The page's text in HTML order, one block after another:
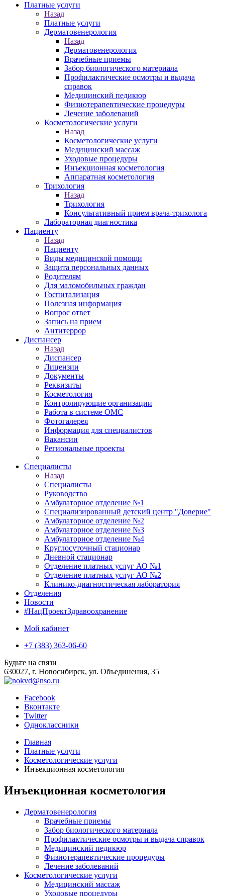
Платные услуги
Назад
Платные услуги
Дерматовенерология
Назад
Дерматовенерология
Врачебные приемы
Забор биологического материала
Профилактические осмотры и выдача
справок
Медицинский педикюр
Физиотерапевтические процедуры
Лечение заболеваний
Косметологические услуги
Назад
Косметологические услуги
Медицинский массаж
Уходовые процедуры
Инъекционная косметология
Аппаратная косметология
Трихология
Назад
Трихология
Консультативный прием врача-трихолога
Лабораторная диагностика
Пациенту
Назад
Пациенту
Виды медицинской помощи
Защита персональных данных
Родителям
Для маломобильных граждан
Госпитализация
Полезная информация
Вопрос ответ
Запись на прием
Антитеррор
Диспансер
Назад
Диспансер
Лицензии
Документы
Реквизиты
Косметология
Контролирующие организации
Работа в системе ОМС
Фотогалерея
Информация для специалистов
Вакансии
Региональные проекты
Специалисты
Назад
Специалисты
Руководство
Амбулаторное отделение №1
Специализированный детский центр "Доверие"
Амбулаторное отделение №2
Амбулаторное отделение №3
Амбулаторное отделение №4
Круглосуточный стационар
Дневной стационар
Отделение платных услуг АО №1
Отделение платных услуг АО №2
Клинико-диагностическая лаборатория
Отделения
Новости
#НацПроектЗдравоохранение
Мой кабинет
+7 (383) 363-06-60
Будьте на связи
630027, г. Новосибирск, ул. Объединения, 35
Facebook
Вконтакте
Twitter
Одноклассники
Главная
Платные услуги
Косметологические услуги
Инъекционная косметология
Инъекционная косметология
Дерматовенерология
Врачебные приемы
Забор биологического материала
Профилактические осмотры и выдача справок
Медицинский педикюр
Физиотерапевтические процедуры
Лечение заболеваний
Косметологические услуги
Медицинский массаж
Уходовые процедуры